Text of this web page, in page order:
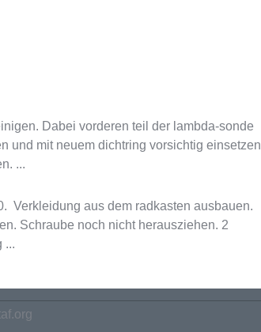
Dabei vorderen teil der lambda-sonde
und mit neuem dichtring vorsichtig einsetzen
...
Verkleidung aus dem radkasten ausbauen.
Schraube noch nicht herausziehen. 2
...